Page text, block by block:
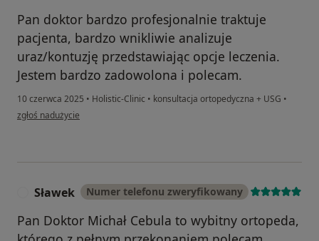
Pan doktor bardzo profesjonalnie traktuje
pacjenta, bardzo wnikliwie analizuje
uraz/kontuzję przedstawiając opcje leczenia.
Jestem bardzo zadowolona i polecam.
10 czerwca 2025 • Holistic-Clinic • konsultacja ortopedyczna + USG •
w opinii użytkownika Daria
zgłoś nadużycie
Sławek Numer telefonu zweryfikowany
Pan Doktor Michał Cebula to wybitny ortopeda,